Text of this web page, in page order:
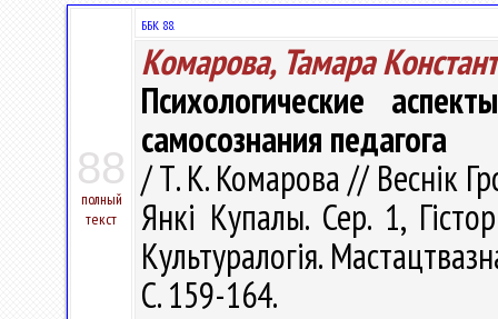
88
полный
текст
ББК 88.
Комарова, Тамара
Психологические
самосознания педагога
/ Т. К. Комарова // Веснік
Янкі Купалы. Сер. 1,
Культуралогія.
С. 159-164.